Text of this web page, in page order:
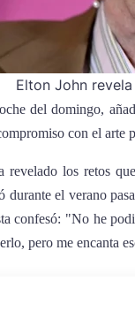
Elton John
del domingo,
con el arte
revelado los retos
el verano
confesó: "No he
pero me encanta